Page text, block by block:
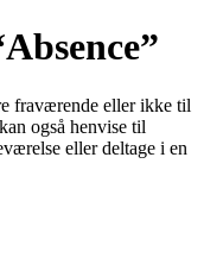
fraværende eller ikke til
også henvise til
eller deltage i en